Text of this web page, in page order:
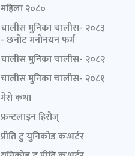
महिला २०८०
चालीस मुनिका चालीस- २०८३
- छनोट मनोनयन फर्म
चालीस मुनिका चालीस- २०८२
चालीस मुनिका चालीस- २०८१
मेरो कथा
फ्रन्टलाइन हिरोज्
प्रीति टु युनिकोड कन्भर्टर